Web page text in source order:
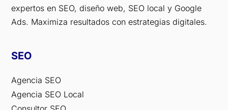
expertos en SEO, diseño web, SEO local y Google
Ads. Maximiza resultados con estrategias digitales.
SEO
Agencia SEO
Agencia SEO Local